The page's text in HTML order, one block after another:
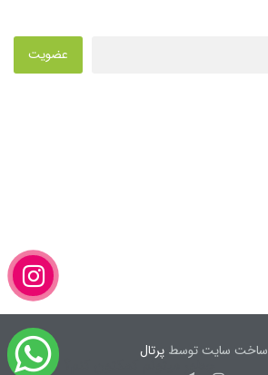
چطور میتونم کمکتون کنم؟
عضویت
ساخت سایت توسطپرتال